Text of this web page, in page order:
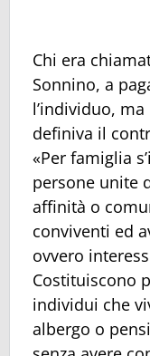
Chi era
Sonnino, a
l’individuo,
definiva il
«Per famiglia
persone unite
affinità o
conviventi ed
ovvero
Costituiscono
individui che
albergo o